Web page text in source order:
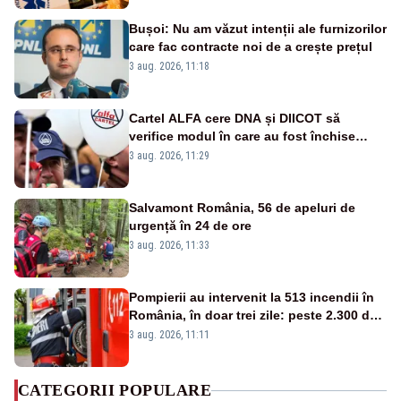
Bușoi: Nu am văzut intenții ale furnizorilor
care fac contracte noi de a crește prețul
3 aug. 2026, 11:18
Cartel ALFA cere DNA și DIICOT să
verifice modul în care au fost închise
centralele pe cărbune
3 aug. 2026, 11:29
Salvamont România, 56 de apeluri de
urgență în 24 de ore
3 aug. 2026, 11:33
Pompierii au intervenit la 513 incendii în
România, în doar trei zile: peste 2.300 de
hectare de teren au fost afectate
3 aug. 2026, 11:11
CATEGORII POPULARE